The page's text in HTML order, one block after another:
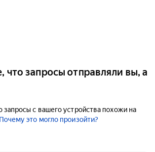
что запросы отправляли вы, а
запросы с вашего устройства похожи на
Почему это могло произойти?